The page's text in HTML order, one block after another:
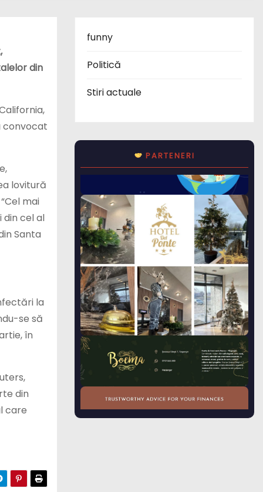
din
convocat
lovitură
mai
din cel al
Santa
la
se să
în
din
care
funny
Politică
Stiri actuale
PARTENERI